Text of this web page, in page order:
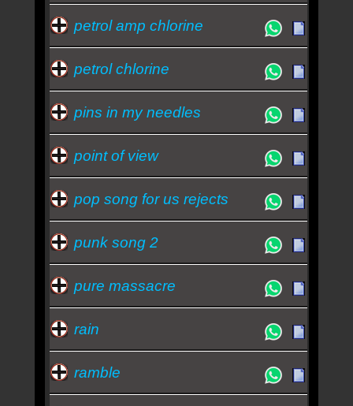
petrol amp chlorine
petrol chlorine
pins in my needles
point of view
pop song for us rejects
punk song 2
pure massacre
rain
ramble